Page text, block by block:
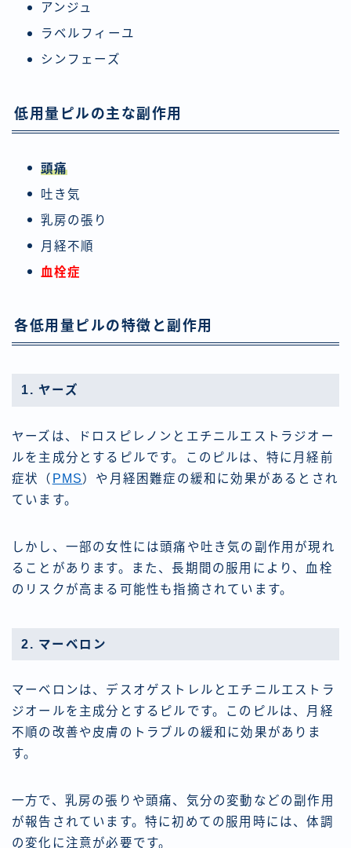
アンジュ
ラベルフィーユ
シンフェーズ
低用量ピルの主な副作用
頭痛
吐き気
乳房の張り
月経不順
血栓症
各低用量ピルの特徴と副作用
1. ヤーズ
ヤーズは、ドロスピレノンとエチニルエストラジオー
ルを主成分とするピルです。このピルは、特に月経前
症状（ PMS）や月経困難症の緩和に効果があるとされ
ています。
しかし、一部の女性には頭痛や吐き気の副作用が現れ
ることがあります。また、長期間の服用により、血栓
のリスクが高まる可能性も指摘されています。
2. マーベロン
マーベロンは、デスオゲストレルとエチニルエストラ
ジオールを主成分とするピルです。このピルは、月経
不順の改善や皮膚のトラブルの緩和に効果がありま
す。
一方で、乳房の張りや頭痛、気分の変動などの副作用
が報告されています。特に初めての服用時には、体調
の変化に注意が必要です。